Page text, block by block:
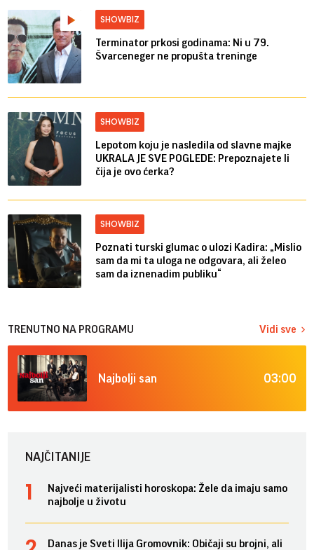
SHOWBIZ
Terminator prkosi godinama: Ni u 79.
Švarceneger ne propušta treninge
SHOWBIZ
Lepotom koju je nasledila od slavne majke
UKRALA JE SVE POGLEDE: Prepoznajete li
čija je ovo ćerka?
SHOWBIZ
Poznati turski glumac o ulozi Kadira: „Mislio
sam da mi ta uloga ne odgovara, ali želeo
sam da iznenadim publiku“
TRENUTNO NA PROGRAMU Vidi sve
Najbolji san 03:00
NAJČITANIJE
Najveći materijalisti horoskopa: Žele da imaju samo
najbolje u životu
Danas je Sveti Ilija Gromovnik: Običaji su brojni, ali